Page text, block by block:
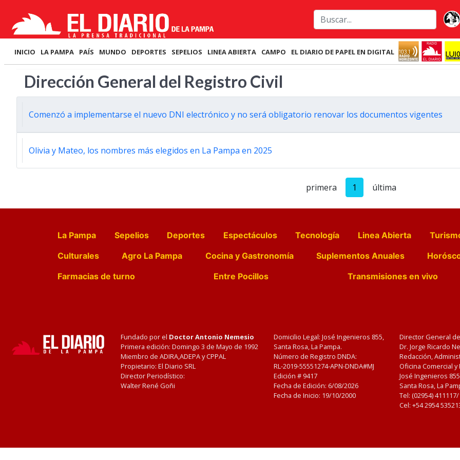
INICIO LA PAMPA PAÍS MUNDO DEPORTES SEPELIOS LINEA ABIERTA CAMPO EL DIARIO DE PAPEL EN DIGITAL
Dirección General del Registro Civil
Comenzó a implementarse el nuevo DNI electrónico y no será obligatorio renovar los documentos vigentes
Olivia y Mateo, los nombres más elegidos en La Pampa en 2025
primera 1 última
La Pampa Sepelios Deportes Espectáculos Tecnología Linea Abierta
Culturales
Agro La Pampa Cocina y Gastronomía Suplementos Anuales
Farmacias de turno
Entre Pocillos Transmisiones en vivo
Fundado por el Doctor Antonio Nemesio
Primera edición: Domingo 3 de Mayo de 1992
Miembro de ADIRA,ADEPA y CPPAL
Propietario: El Diario SRL
Director Periodístico:
Walter René Goñi
Domicilio Legal: José Ingenieros 855,
Santa Rosa, La Pampa.
Número de Registro DNDA:
RL-2019-55551274-APN-DNDA#MJ
Edición # 9417
Fecha de Edición: 6/08/2026
Fecha de Inicio: 19/10/2000
Director General
Dr. Jorge Ricardo
Redacción,
Oficina Comercial
José Ingenieros
Santa Rosa, La
Tel: (02954)
Cel: +54 2954